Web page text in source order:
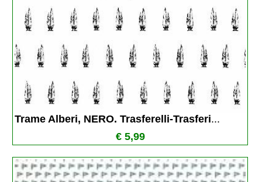
Trame Alberi, NERO. Trasferelli-Trasferi...
€ 5,99